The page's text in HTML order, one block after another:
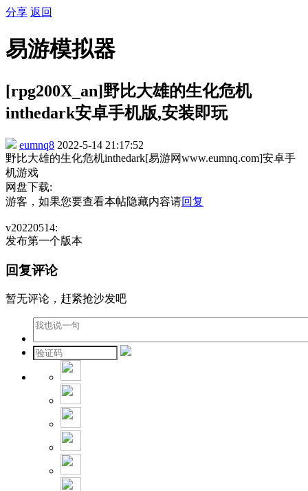
分享 返回
易游模拟器
[rpg200X_an]野比大雄的生化危机
inthedark安卓手机版,安装即玩
eumnq8 2022-5-14 21:17:52
野比大雄的生化危机inthedark[易游网www.eumnq.com]安卓手
机游戏
网盘下载:
游客，如果您要查看本帖隐藏内容请回复
v20220514:
发布第一个版本
回复评论
暂无评论，赶紧抢沙发吧